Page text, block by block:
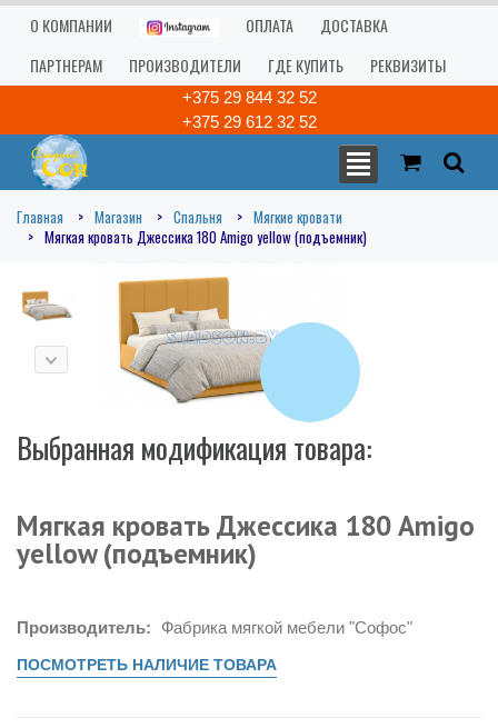
О КОМПАНИИ ОПЛАТА
ДОСТАВКА
ПАРТНЕРАМ
ПРОИЗВОДИТЕЛИ ГДЕ КУПИТЬ РЕКВИЗИТЫ
+375 29 844 32 52
+375 29 612 32 52
Главная Магазин Спальня
Мягкие кровати
Мягкая кровать Джессика 180 Amigo yellow (подъемник)
Выбранная модификация товара:
Мягкая кровать Джессика 180 Amigo
yellow (подъемник)
Производитель: Фабрика мягкой мебели "Софос"
ПОСМОТРЕТЬ НАЛИЧИЕ ТОВАРА